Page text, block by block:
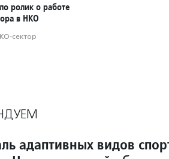
ролик о работе
в НКО
сектор
адаптивных видов